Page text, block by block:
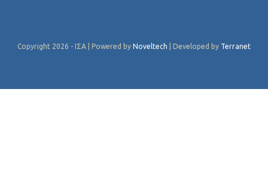
Copyright 2026 - ΙΣΑ | Powered by Noveltech | Developed by Terranet